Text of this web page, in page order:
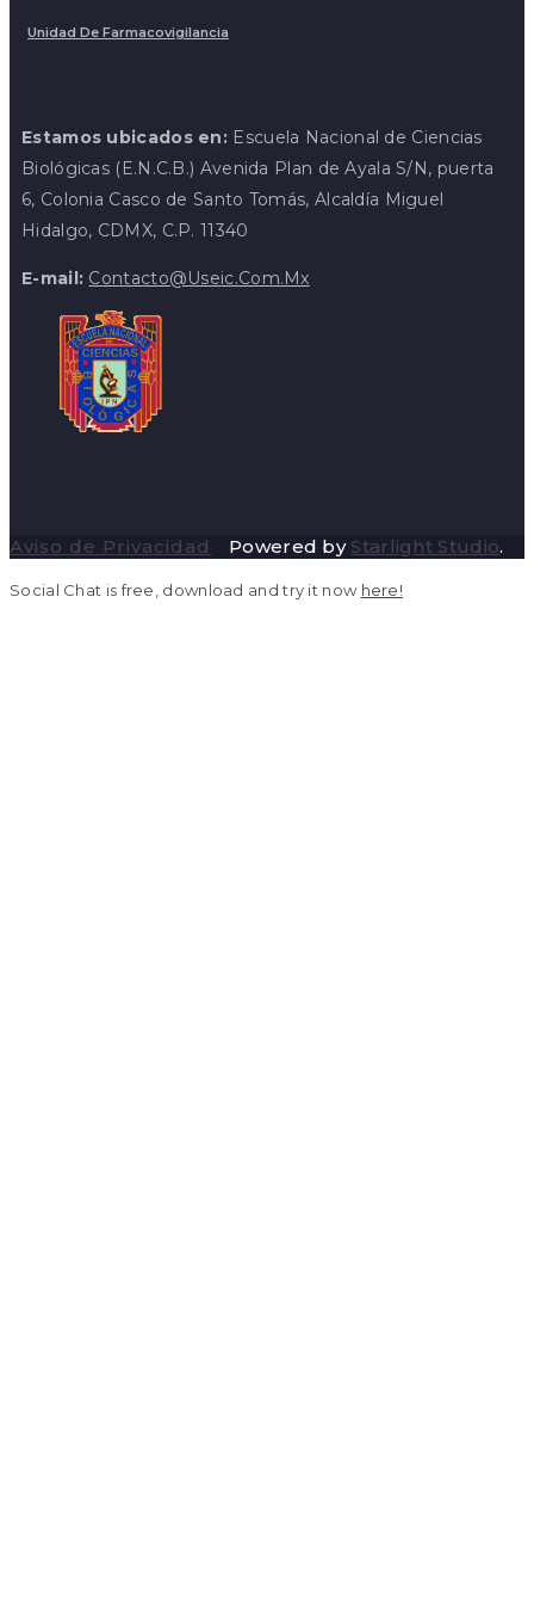
Unidad De Farmacovigilancia
Estamos ubicados en: Escuela Nacional de Ciencias
Biológicas (E.N.C.B.) Avenida Plan de Ayala S/N, puerta
6, Colonia Casco de Santo Tomás, Alcaldía Miguel
Hidalgo, CDMX, C.P. 11340
E-mail: Contacto@useic.com.mx
Aviso de Privacidad Powered by Starlight Studio.
Social Chat is free, download and try it now here!